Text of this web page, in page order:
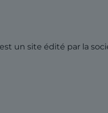
un site édité par la